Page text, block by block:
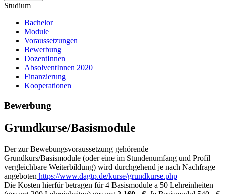
Studium
Bachelor
Module
Voraussetzungen
Bewerbung
DozentInnen
AbsolventInnen 2020
Finanzierung
Kooperationen
Bewerbung
Grundkurse/Basismodule
Der zur Bewebungsvoraussetzung gehörende
Grundkurs/Basismodule (oder eine im Stundenumfang und Profil
vergleichbare Weiterbildung) wird durchgehend je nach Nachfrage
angeboten https://www.dagtp.de/kurse/grundkurse.php
Die Kosten hierfür betragen für 4 Basismodule a 50 Lehreinheiten